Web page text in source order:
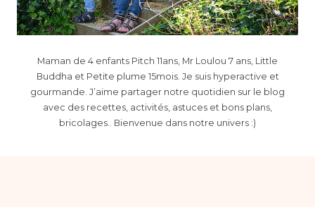
Maman de 4 enfants Pitch 11ans, Mr Loulou 7 ans, Little
Buddha et Petite plume 15mois. Je suis hyperactive et
gourmande. J’aime partager notre quotidien sur le blog
avec des recettes, activités, astuces et bons plans,
bricolages.. Bienvenue dans notre univers :)